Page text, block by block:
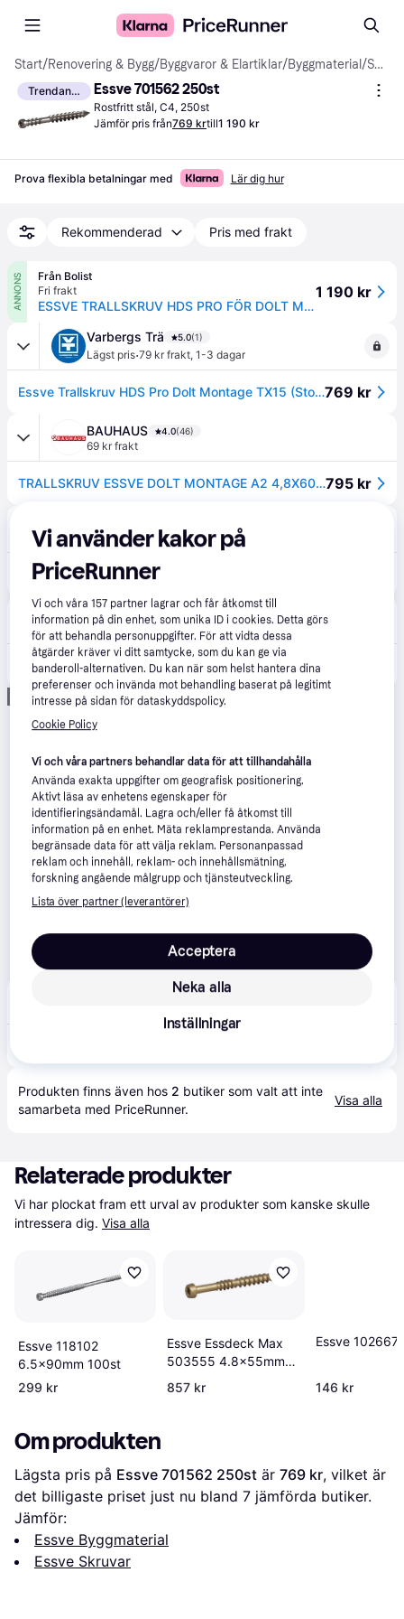
Start/Renovering & Bygg/Byggvaror & Elartiklar/Byggmaterial / Skruvar
Trendande Essve 701562 250st
Rostfritt stål, C4, 250st
Jämför pris från769 krtill1 190 kr
Prova flexibla betalningar med Lär dig hur
Rekommenderad Pris med frakt
ANNONS
Från Bolist
Fri frakt
ESSVE TRALLSKRUV HDS PRO FÖR DOLT MONTAGE A2 TX15 4,8X60 250ST
1 190 kr
Varbergs Trä 5.0(1)
Lägst pris·79 kr frakt, 1-3 dagar
Essve Trallskruv HDS Pro Dolt Montage TX15 (Storlek: 4,8 x 60 mm Materialkvalitet: Rostfritt A2 Förpackning: 250 st)769 kr
BAUHAUS 4.0(46)
69 kr frakt
TRALLSKRUV ESSVE DOLT MONTAGE A2 4,8X60MM 250ST/FP795 kr
59 kr frakt,1-2 dagar
Bolist
Fri frakt
ESSVE TRALLSKRUV HDS PRO FÖR DOLT MONTAGE A2 TX15 4,8X60 250ST1 190 kr
Annons
Produkten finns även hos 2 butiker som valt att inte
samarbeta med PriceRunner.
Visa alla
Relaterade produkter
Vi har plockat fram ett urval av produkter som kanske skulle
intressera dig. Visa alla
Essve 118102
6.5x90mm 100st
299 kr
Essve Essdeck Max
503555 4.8x55mm
1000st
857 kr
Essve 102667
146 kr
Om produkten
Lägsta pris på Essve 701562 250st är 769 kr, vilket är
det billigaste priset just nu bland 7 jämförda butiker.
Jämför:
Essve Byggmaterial
Essve Skruvar
Vi använder kakor på
PriceRunner
Vi och våra157 partner lagrar och får åtkomst till
information på din enhet, som unika ID i cookies. Detta görs
för att behandla personuppgifter. För att vidta dessa
åtgärder kräver vi ditt samtycke, som du kan ge via
banderoll-alternativen. Du kan när som helst hantera dina
preferenser och invända mot behandling baserat på legitimt
intresse på sidan för dataskyddspolicy.
Cookie Policy
Vi och våra partners behandlar data för att tillhandahålla
Använda exakta uppgifter om geografisk positionering.
Aktivt läsa av enhetens egenskaper för
identifieringsändamål. Lagra och/eller få åtkomst till
information på en enhet. Mäta reklamprestanda. Använda
begränsade data för att välja reklam. Personanpassad
reklam och innehåll, reklam- och innehållsmätning,
forskning angående målgrupp och tjänsteutveckling.
Lista över partner (leverantörer)
Neka alla
Acceptera
Inställningar